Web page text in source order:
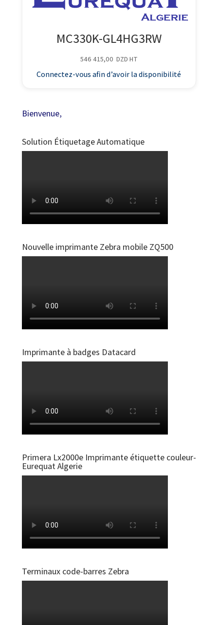
MC330K-GL4HG3RW
546 415,00 DZD HT
Connectez-vous afin d’avoir la disponibilité
Bienvenue,
Solution Étiquetage Automatique
Nouvelle imprimante Zebra mobile ZQ500
Imprimante à badges Datacard
Primera Lx2000e Imprimante étiquette couleur-
Eurequat Algerie
Terminaux code-barres Zebra